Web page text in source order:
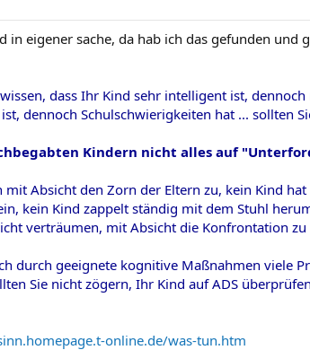
in eigener sache, da hab ich das gefunden und
wissen, dass Ihr Kind sehr intelligent ist,
dennoch Schulschwierigkeiten hat ... sollten
Kindern nicht alles auf
mit Absicht den Zorn der Eltern zu, kein Kind
kein Kind zappelt ständig mit dem Stuhl
verträumen, mit Absicht die Konfrontation zu
durch geeignete kognitive Maßnahmen viele
Sie nicht zögern, Ihr Kind auf ADS
online.de/was-tun.htm